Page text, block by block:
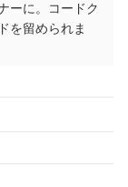
ーに。
コードク
を留められま